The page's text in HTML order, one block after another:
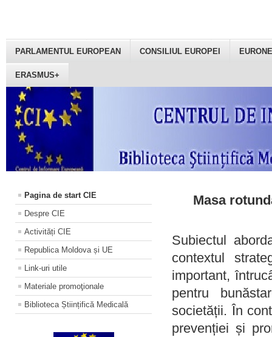
PARLAMENTUL EUROPEAN CONSILIUL EUROPEI
ERASMUS+
Pagina de start CIE
Despre CIE
Activități CIE
Republica Moldova și UE
Link-uri utile
Materiale promoţionale
Biblioteca Științifică Medicală
Masa
Subiectul
contextul
important,
pentru
societății. În
prevenției și